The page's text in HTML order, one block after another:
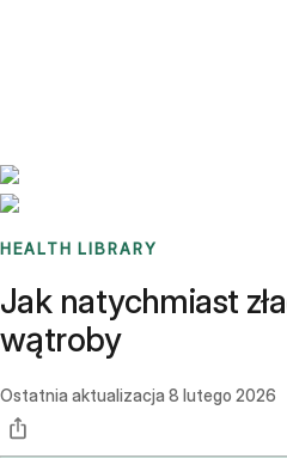
HEALTH LIBRARY
Jak natychmiast
wątroby
Ostatnia aktualizacja 8 lutego 2026